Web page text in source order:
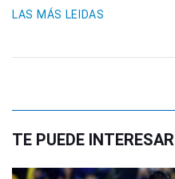
LAS MÁS LEIDAS
TE PUEDE INTERESAR